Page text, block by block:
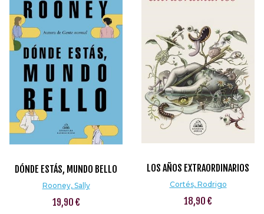
DÓNDE ESTÁS, MUNDO BELLO
Rooney, Sally
19,90 €
LOS AÑOS EXTRAORDINARIOS
Cortés, Rodrigo
18,90 €